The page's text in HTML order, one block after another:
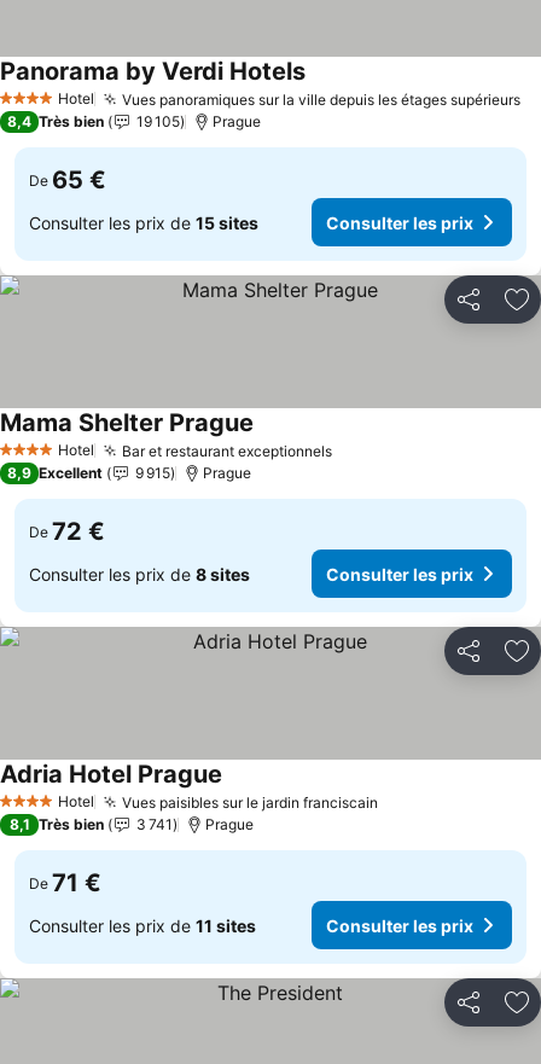
4 Étoiles Hotel Vues panoramiques sur la ville depuis les étages supérieurs
Panorama by Verdi HotelsConsulter les prix
8,4 Très bien 19 105 Prague
De 65 €
Consulter les prix de 15 sites Consulter les prix
Partager
4 Étoiles Hotel Bar et restaurant exceptionnelsConsulter les prix
Mama Shelter Prague
8,9 Excellent 9 915 Prague
De 72 €
Consulter les prix de 8 sites Consulter les prix
Partager
4 Étoiles Hotel Vues paisibles sur le jardin franciscain
Adria Hotel Prague
8,1 Très bien 3 741 Prague
De 71 €
Consulter les prix de 11 sites Consulter les prix
Partager